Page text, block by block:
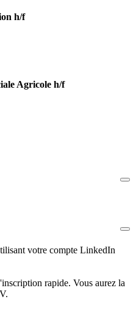
h/f
Agricole h/f
votre compte LinkedIn
rapide. Vous aurez la